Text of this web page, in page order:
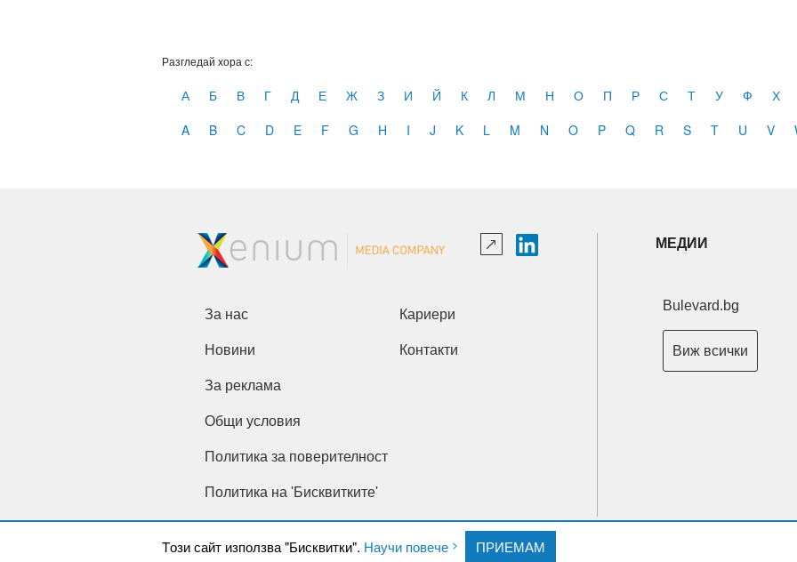
Разгледай хора с:
А Б В Г Д Е Ж З И Й К Л М Н О П Р С Т У Ф Х
A
B C D E F G H I J K L M N O P Q R S T U V
Tози сайт използва "Бисквитки". Научи повече ПРИЕМАМ
За нас Кариери
Новини Контакти
За реклама
Общи условия
Политика за поверителност
Политика на 'Бисквитките'
МЕДИИ
Bulevard.bg
Виж всички
Copyright © 2026 Ксениум ООД. Всички права запазени.